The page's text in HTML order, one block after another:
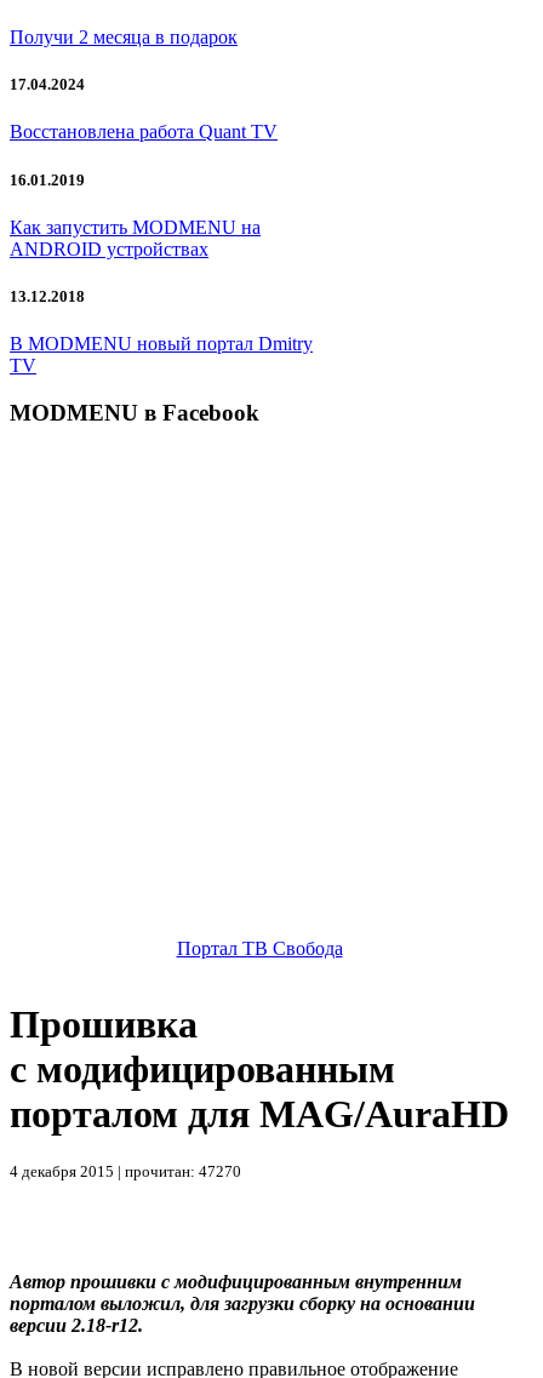
Получи 2 месяца в подарок
17.04.2024
Восстановлена работа Quant TV
16.01.2019
Как запустить MODMENU на
ANDROID устройствах
13.12.2018
В MODMENU новый портал Dmitry
TV
MODMENU в Facebook
Портал ТВ Свобода
Прошивка
с модифицированным
порталом для MAG/AuraHD
4 декабря 2015 | прочитан: 47270
Автор прошивки с модифицированным внутренним
порталом выложил, для загрузки сборку на основании
версии 2.18-r12.
В новой версии исправлено правильное отображение